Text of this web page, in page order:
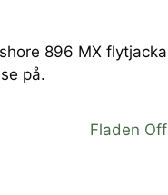
896 MX
på.
Fladen